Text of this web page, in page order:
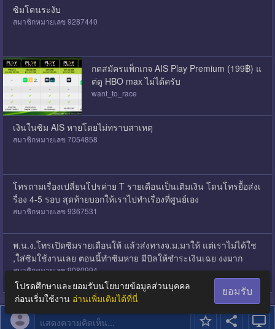
แสดงความคิดเห็น...
ซิมโดนระงับ
สมาชิกหมายเลข 9287440
กดสมัครแพ็กเกจ AIS Play Premium (199฿) แ
ต่ดู HBO max ไม่ได้ครับ
want_to_race
เงินในซิม AIS หายโดยไม่ทราบสาเหตุ
สมาชิกหมายเลข 7054858
โทรถามเรื่องเปลี่ยนโปรค่าย T รายเดือนเป็นเติมเงิน โดนโทรยื้อส่งเ
รื่อง 4-5 รอบ สุดท้ายบอกให้เราไปทำเรื่องที่ศูนย์เอง
สมาชิกหมายเลข 9367531
พ.น.ง.โทรเปิดซิมรายเดือนให้ แล้วส่งทางจ.ม.มาให้ แต่เราไม่ได้ใช
้,ใส่ซิมใช้งานเลย ตอนนี้ทำซิมหาย มีบิลให้ชำระเงินเฉย งงมาก
สมาชิกหมายเลข 9080994
โปรดศึกษาและยอมรับนโยบายข้อมูลส่วนบุคคล
ก่อนเริ่มใช้งาน อ่านเพิ่มเติมได้ที่นี่
ยอมรับ